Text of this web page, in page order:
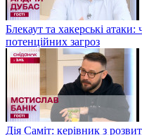
Блекаут та хакерські атаки:
потенційних загроз
Дія Саміт: керівник з